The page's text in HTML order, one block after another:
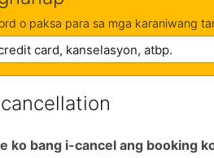
o paksa para sa mga karaniwang
ko bang i-cancel ang booking